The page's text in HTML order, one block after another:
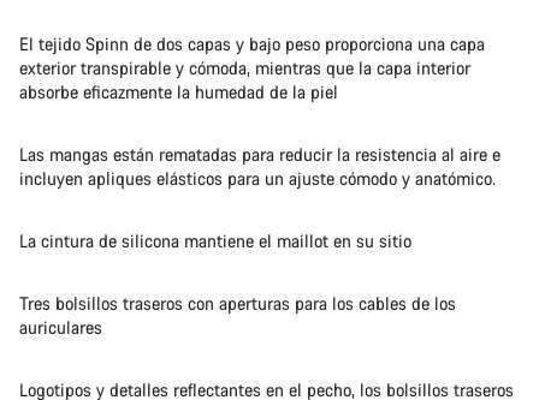
El tejido Spinn de dos capas y bajo peso proporciona una capa
exterior transpirable y cómoda, mientras que la capa interior
absorbe eficazmente la humedad de la piel
Las mangas están rematadas para reducir la resistencia al aire e
incluyen apliques elásticos para un ajuste cómodo y anatómico.
La cintura de silicona mantiene el maillot en su sitio
Tres bolsillos traseros con aperturas para los cables de los
auriculares
Logotipos y detalles reflectantes en el pecho, los bolsillos traseros